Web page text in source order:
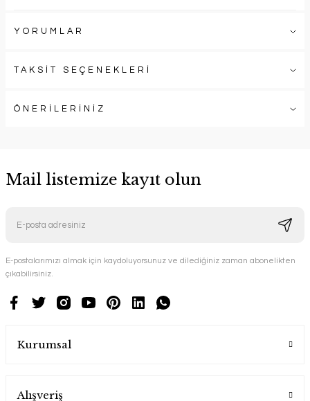
YORUMLAR
TAKSİT SEÇENEKLERİ
ÖNERİLERİNİZ
Mail listemize kayıt olun
E-postalarımızı almak için kaydoluyorsunuz ve dilediğiniz zaman abonelikten
çıkabilirsiniz.
Kurumsal
Alışveriş